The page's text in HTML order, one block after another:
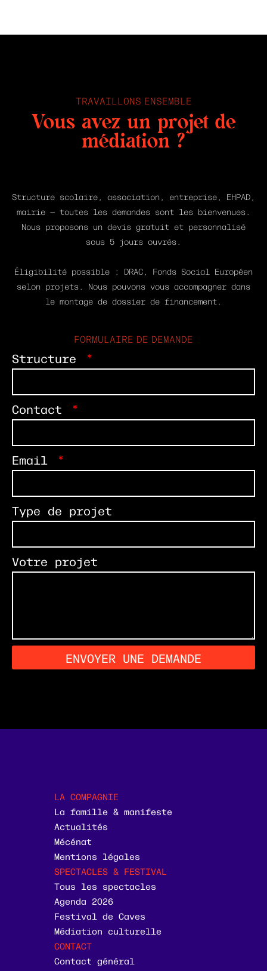
TRAVAILLONS ENSEMBLE
Vous avez un projet de
médiation ?
Structure scolaire, association, entreprise, EHPAD,
mairie — toutes les demandes sont les bienvenues.
Nous proposons un devis gratuit et personnalisé
sous 5 jours ouvrés.
Éligibilité possible : DRAC, Fonds Social Européen
selon projets. Nous pouvons vous accompagner dans
le montage de dossier de financement.
FORMULAIRE DE DEMANDE
Structure
Contact
Email
Type de projet
Votre projet
ENVOYER UNE DEMANDE
LA COMPAGNIE
La famille & manifeste
Actualités
Mécénat
Mentions légales
SPECTACLES & FESTIVAL
Tous les spectacles
Agenda 2026
Festival de Caves
Médiation culturelle
CONTACT
Contact général